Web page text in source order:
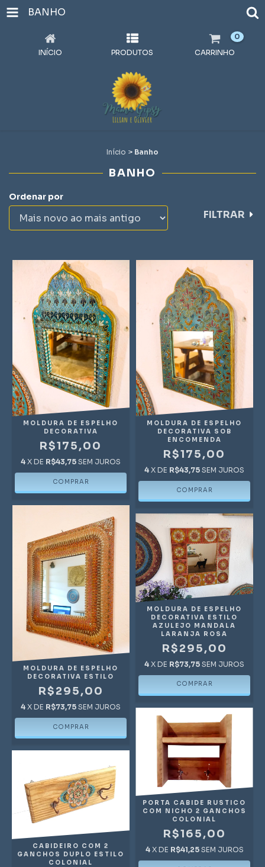
BANHO
INÍCIO PRODUTOS CARRINHO
0
Início > Banho
BANHO
Ordenar por
FILTRAR
MOLDURA DE ESPELHO
DECORATIVA
R$175,00
4 X DE R$43,75 SEM JUROS
MOLDURA DE ESPELHO
DECORATIVA SOB
ENCOMENDA
R$175,00
4 X DE R$43,75 SEM JUROS
MOLDURA DE ESPELHO
DECORATIVA ESTILO
R$295,00
4 X DE R$73,75 SEM JUROS
MOLDURA DE ESPELHO
DECORATIVA ESTILO
AZULEJO MANDALA
LARANJA ROSA
R$295,00
4 X DE R$73,75 SEM JUROS
CABIDEIRO COM 2
GANCHOS DUPLO ESTILO
COLONIAL
PORTA CABIDE RUSTICO
COM NICHO 2 GANCHOS
COLONIAL
R$165,00
4 X DE R$41,25 SEM JUROS